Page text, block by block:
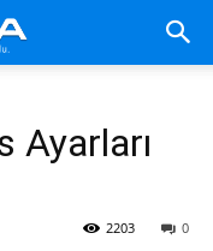
Ayarları
0
2203